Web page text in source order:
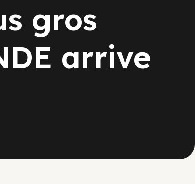
gros
arrive